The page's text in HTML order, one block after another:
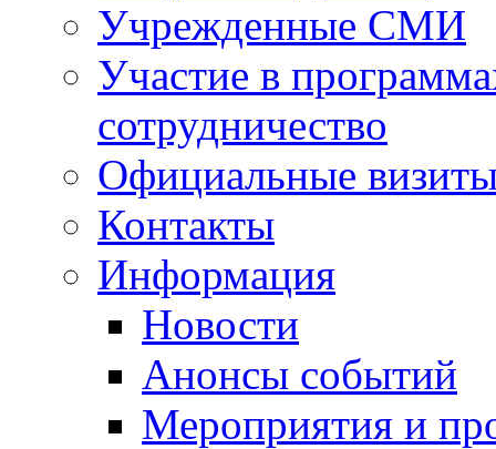
Учрежденные СМИ
Участие в
сотрудничество
Официальные
Контакты
Информация
Новости
Анонсы событий
Мероприятия и